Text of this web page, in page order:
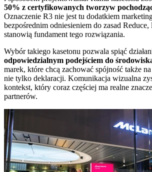
50% z certyfikowanych tworzyw
Oznaczenie R3 nie jest tu dodatkiem
bezpośrednim odniesieniem do zasad
stanowią fundament tego rozwiązania.
Wybór takiego kasetonu pozwala spiąć
odpowiedzialnym podejściem do
marek, które chcą zachować spójność także
nie tylko deklaracji. Komunikacja wizualna
kontekst, który coraz częściej ma realne
partnerów.